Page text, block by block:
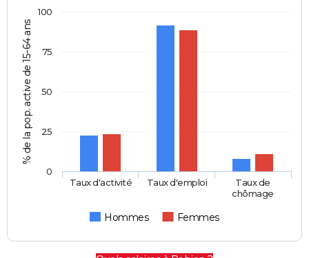
% de la pop. active de 15-64 ans
Hommes Femmes
Taux d'activité Taux d'emploi
Taux de
chômage
0
25
50
75
100